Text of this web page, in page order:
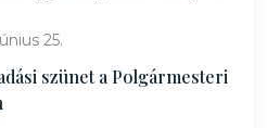
25.
szünet a Polgármesteri